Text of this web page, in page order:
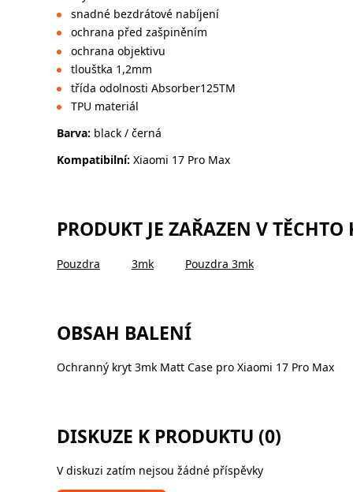
snadné bezdrátové nabíjení
ochrana před zašpiněním
ochrana objektivu
tlouštka 1,2mm
třída odolnosti Absorber125TM
TPU materiál
Barva: black / černá
Kompatibilní: Xiaomi 17 Pro Max
PRODUKT JE ZAŘAZEN V TĚCHTO
Pouzdra 3mk Pouzdra 3mk
OBSAH BALENÍ
Ochranný kryt 3mk Matt Case pro Xiaomi 17 Pro Max
DISKUZE K PRODUKTU (0)
V diskuzi zatím nejsou žádné příspěvky